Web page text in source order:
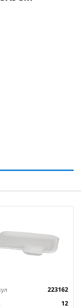
223162
12